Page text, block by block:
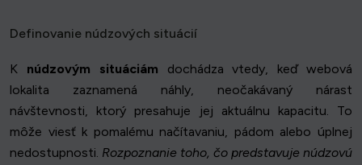
Definovanie núdzových situácií
K núdzovým situáciám dochádza vtedy, keď webová
lokalita zaznamená náhly, neočakávaný nárast
návštevnosti, ktorý presahuje jej aktuálnu kapacitu. To
môže viesť k pomalému načítavaniu, pádom alebo úplnej
nedostupnosti. Rozpoznanie toho, čo predstavuje núdzovú